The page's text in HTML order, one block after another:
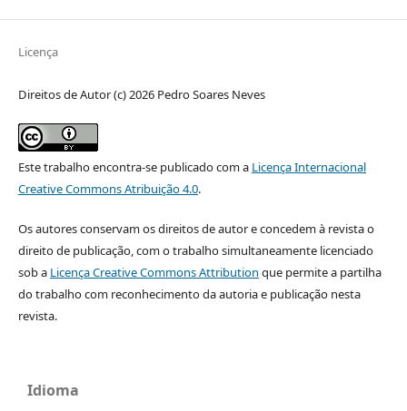
Licença
Direitos de Autor (c) 2026 Pedro Soares Neves
Este trabalho encontra-se publicado com a Licença Internacional
Creative Commons Atribuição 4.0.
Os autores conservam os direitos de autor e concedem à revista o
direito de publicação, com o trabalho simultaneamente licenciado
sob a Licença Creative Commons Attribution que permite a partilha
do trabalho com reconhecimento da autoria e publicação nesta
revista.
Idioma